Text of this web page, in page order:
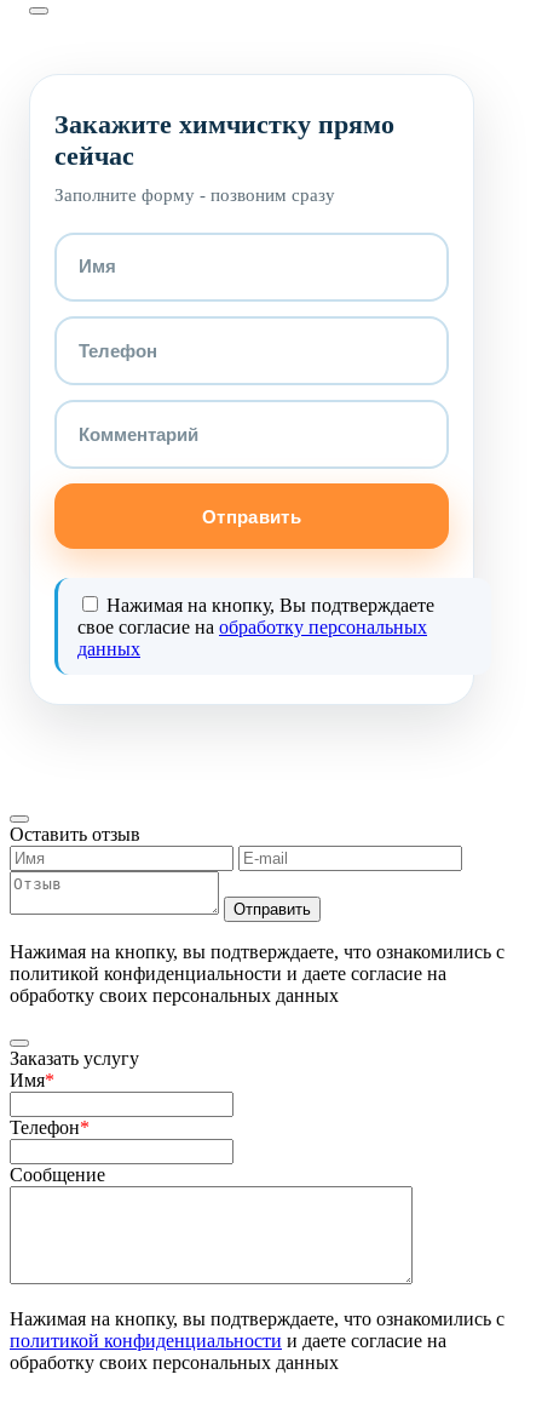
Закажите химчистку прямо
сейчас
Заполните форму - позвоним сразу
Отправить
Нажимая на кнопку, Вы подтверждаете
свое согласие на обработку персональных
данных
Оставить отзыв
Отправить
Нажимая на кнопку, вы подтверждаете, что ознакомились с
политикой конфиденциальности и даете согласие на
обработку своих персональных данных
Заказать услугу
Имя*
Телефон*
Сообщение
Нажимая на кнопку, вы подтверждаете, что ознакомились с
политикой конфиденциальности и даете согласие на
обработку своих персональных данных